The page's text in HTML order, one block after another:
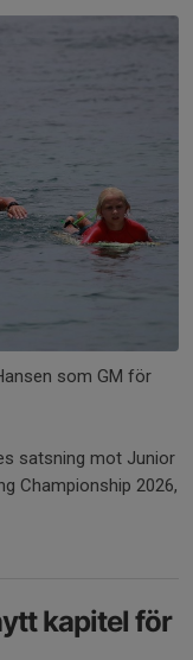
som GM för
satsning mot Junior
Championship 2026,
kapitel för